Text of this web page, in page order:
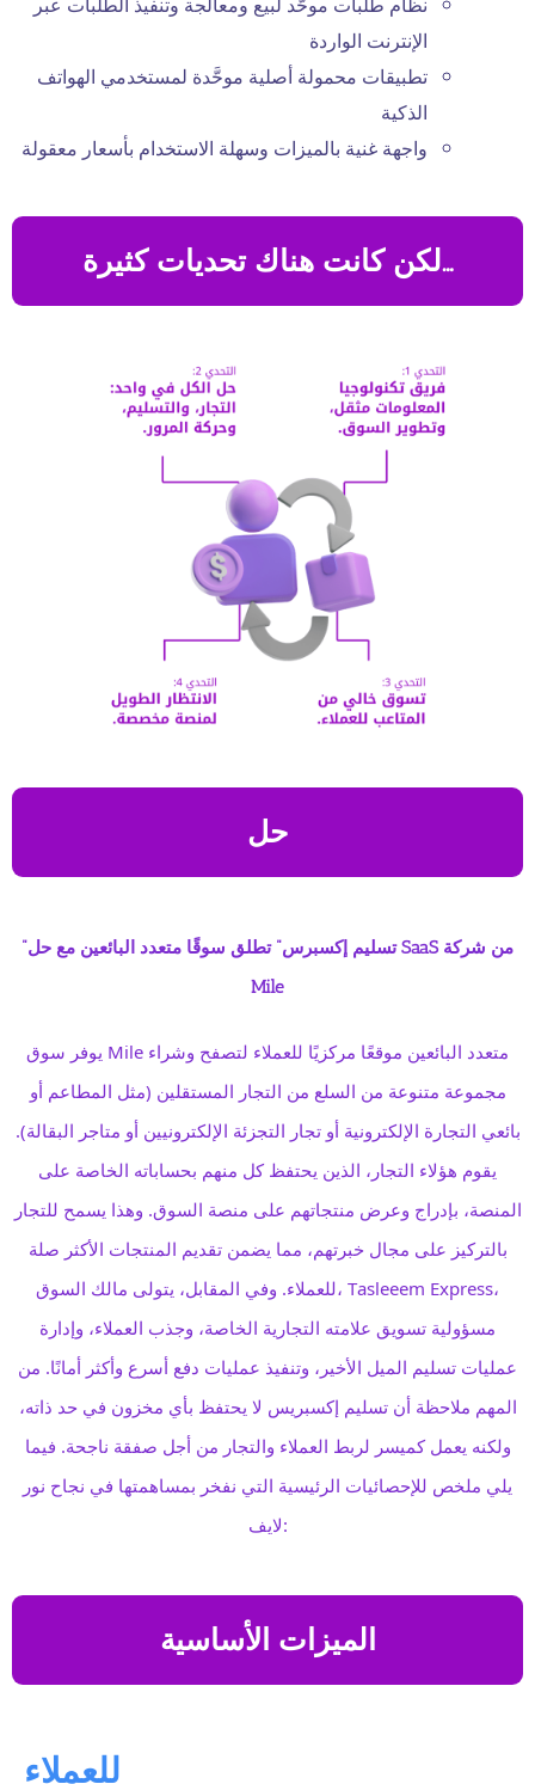
الإنترنت الواردة
تطبيقات محمولة أصلية موحَّدة لمستخدمي الهواتف
الذكية
واجهة غنية بالميزات وسهلة الاستخدام بأسعار معقولة
لكن كانت هناك تحديات كثيرة…
حل
"تسليم إكسبرس" تطلق سوقًا متعدد البائعين مع حل SaaS من شركة
Mile
يوفر سوق Mile متعدد البائعين موقعًا مركزيًا للعملاء لتصفح وشراء
مجموعة متنوعة من السلع من التجار المستقلين (مثل المطاعم أو
بائعي التجارة الإلكترونية أو تجار التجزئة الإلكترونيين أو متاجر البقالة).
يقوم هؤلاء التجار، الذين يحتفظ كل منهم بحساباته الخاصة على
المنصة، بإدراج وعرض منتجاتهم على منصة السوق. وهذا يسمح للتجار
بالتركيز على مجال خبرتهم، مما يضمن تقديم المنتجات الأكثر صلة
للعملاء. وفي المقابل، يتولى مالك السوق، Tasleeem Express،
مسؤولية تسويق علامته التجارية الخاصة، وجذب العملاء، وإدارة
عمليات تسليم الميل الأخير، وتنفيذ عمليات دفع أسرع وأكثر أمانًا. من
المهم ملاحظة أن تسليم إكسبريس لا يحتفظ بأي مخزون في حد ذاته،
ولكنه يعمل كميسر لربط العملاء والتجار من أجل صفقة ناجحة. فيما
يلي ملخص للإحصائيات الرئيسية التي نفخر بمساهمتها في نجاح نور
لايف:
الميزات الأساسية
للعملاء